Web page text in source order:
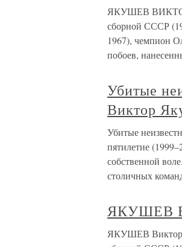
ЯКУШЕВ ВИКТОР
сборной СССР
1967), чемпион
побоев,
Убитые
Виктор
Убитые
пятилетие
собственной
столичных
ЯКУШЕВ
ЯКУШЕВ Виктор